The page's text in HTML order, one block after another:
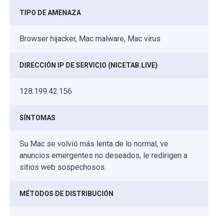
TIPO DE AMENAZA
Browser hijacker, Mac malware, Mac virus
DIRECCIÓN IP DE SERVICIO (NICETAB.LIVE)
128.199.42.156
SÍNTOMAS
Su Mac se volvió más lenta de lo normal, ve
anuncios emergentes no deseados, le redirigen a
sitios web sospechosos.
MÉTODOS DE DISTRIBUCIÓN